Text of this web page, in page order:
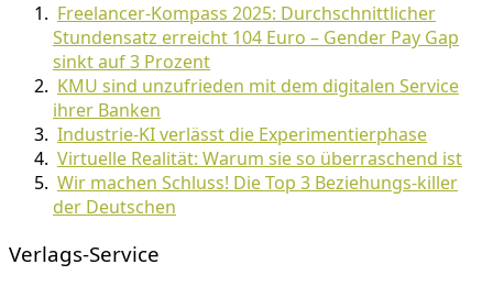
Freelancer-Kompass 2025: Durchschnittlicher
Stundensatz erreicht 104 Euro – Gender Pay Gap
sinkt auf 3 Prozent
KMU sind unzufrieden mit dem digitalen Service
ihrer Banken
Industrie-KI verlässt die Experimentierphase
Virtuelle Realität: Warum sie so überraschend ist
Wir machen Schluss! Die Top 3 Beziehungs-killer
der Deutschen
Verlags-Service